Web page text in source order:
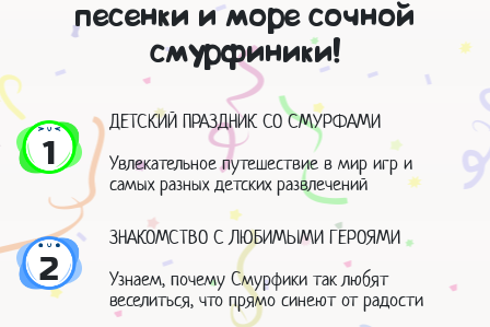
песенки и море сочной
смурфиники!
1
ДЕТСКИЙ ПРАЗДНИК СО СМУРФАМИ
Увлекательное путешествие в мир игр и
самых разных детских развлечений
2
ЗНАКОМСТВО С ЛЮБИМЫМИ ГЕРОЯМИ
Узнаем, почему Смурфики так любят
веселиться, что прямо синеют от радости